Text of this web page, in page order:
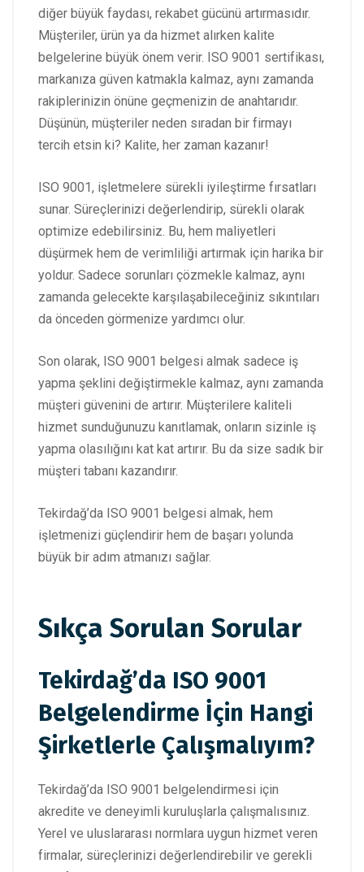
diğer büyük faydası, rekabet gücünü artırmasıdır.
Müşteriler, ürün ya da hizmet alırken kalite
belgelerine büyük önem verir. ISO 9001 sertifikası,
markanıza güven katmakla kalmaz, aynı zamanda
rakiplerinizin önüne geçmenizin de anahtarıdır.
Düşünün, müşteriler neden sıradan bir firmayı
tercih etsin ki? Kalite, her zaman kazanır!
ISO 9001, işletmelere sürekli iyileştirme fırsatları
sunar. Süreçlerinizi değerlendirip, sürekli olarak
optimize edebilirsiniz. Bu, hem maliyetleri
düşürmek hem de verimliliği artırmak için harika bir
yoldur. Sadece sorunları çözmekle kalmaz, aynı
zamanda gelecekte karşılaşabileceğiniz sıkıntıları
da önceden görmenize yardımcı olur.
Son olarak, ISO 9001 belgesi almak sadece iş
yapma şeklini değiştirmekle kalmaz, aynı zamanda
müşteri güvenini de artırır. Müşterilere kaliteli
hizmet sunduğunuzu kanıtlamak, onların sizinle iş
yapma olasılığını kat kat artırır. Bu da size sadık bir
müşteri tabanı kazandırır.
Tekirdağ’da ISO 9001 belgesi almak, hem
işletmenizi güçlendirir hem de başarı yolunda
büyük bir adım atmanızı sağlar.
Sıkça Sorulan Sorular
Tekirdağ’da ISO 9001
Belgelendirme İçin Hangi
Şirketlerle Çalışmalıyım?
Tekirdağ’da ISO 9001 belgelendirmesi için
akredite ve deneyimli kuruluşlarla çalışmalısınız.
Yerel ve uluslararası normlara uygun hizmet veren
firmalar, süreçlerinizi değerlendirebilir ve gerekli